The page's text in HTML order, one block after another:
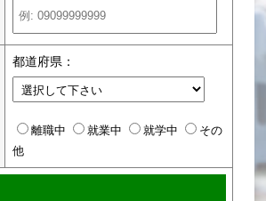
都道府県：
離職中 就業中 就学中
その
他